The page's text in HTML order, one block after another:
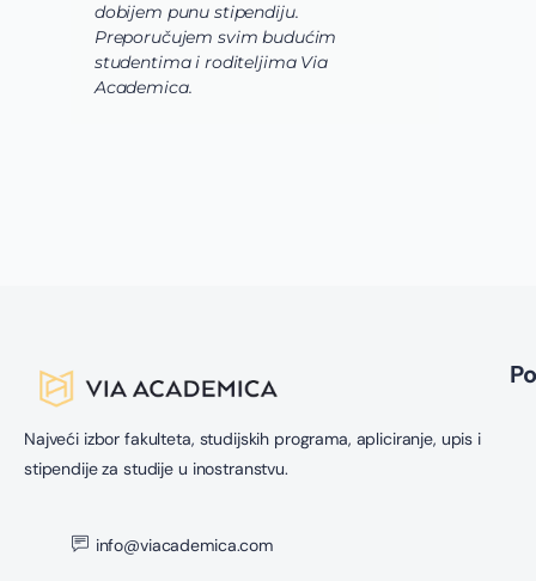
dobijem punu stipendiju.
Preporučujem svim budućim
studentima i roditeljima Via
Academica.
Najveći izbor fakulteta, studijskih programa, apliciranje, upis i
stipendije za studije u inostranstvu.
info@viacademica.com